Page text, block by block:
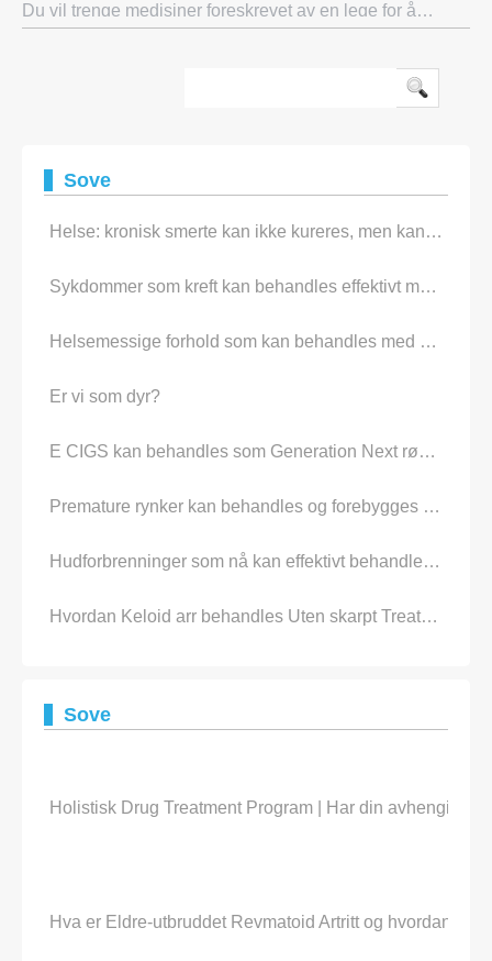
Du vil trenge medisiner foreskrevet av en lege for å
Sove
Helse: kronisk smerte kan ikke kureres, men kan behandles -
Sykdommer som kreft kan behandles effektivt med Advanced Treatments
Helsemessige forhold som kan behandles med Olive Gold
Er vi som dyr?
E CIGS kan behandles som Generation Next røykere Stuff.
Premature rynker kan behandles og forebygges med riktig Strategy
Hudforbrenninger som nå kan effektivt behandles med kun naturlige Ingredients
Hvordan Keloid arr behandles Uten skarpt Treatments
Sove
Holistisk Drug Treatment Program | Har din
Hva er Eldre-utbruddet Revmatoid Artritt og hvordan bør